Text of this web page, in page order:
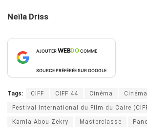
Neïla Driss
AJOUTERWEBDOCOMME
SOURCE PRÉFÉRÉE SUR GOOGLE
Tags: CIFF CIFF 44 Cinéma
Festival International du Film du Caire
Kamla Abou Zekry Masterclasse Panel